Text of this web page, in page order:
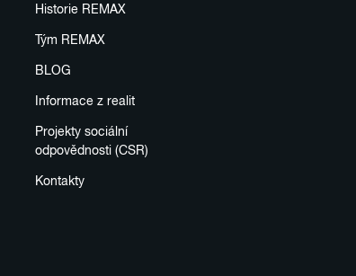
Historie REMAX
Tým REMAX
BLOG
Informace z realit
Projekty sociální
odpovědnosti (CSR)
Kontakty